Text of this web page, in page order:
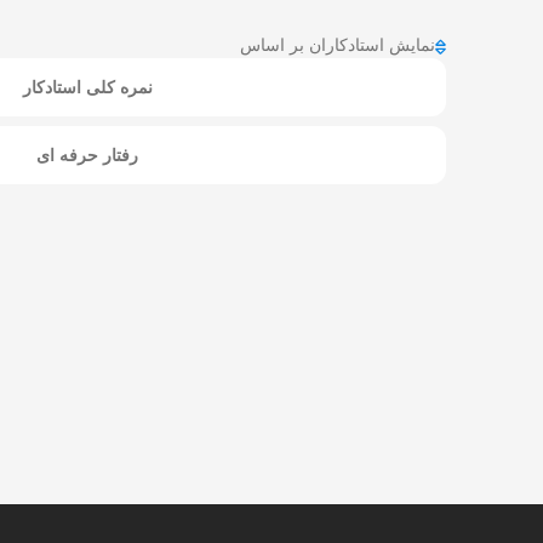
نمایش استادکاران بر اساس
نمره کلی استادکار
رفتار حرفه ای